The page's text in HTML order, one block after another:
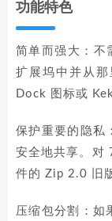
功能特色
简单而强大：不
扩展坞中并从
Dock 图标或
保护重要的隐私
安全地共享。对
件的 Zip 2.0 旧
压缩包分割：如